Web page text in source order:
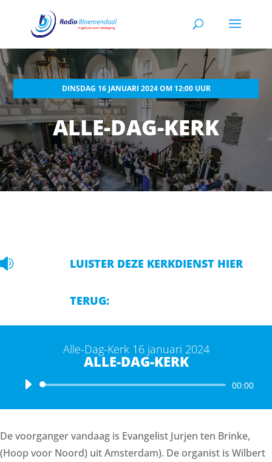
DINSDAG 16 JANUARI 2024 OM 12:00 UUR
ALLE-DAG-KERK
 LUISTER DEZE KERKDIENST HIER
TERUG:
Alle-Dag-Kerk 16 januari 2024
ALLE-DAG-KERK
Audiospeler 00:00
De voorganger vandaag is Evangelist Jurjen ten Brinke,
(Hoop voor Noord) uit Amsterdam). De organist is Wilbert